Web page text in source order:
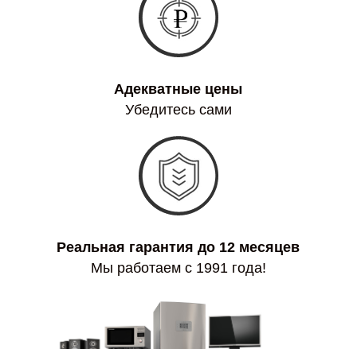
Адекватные цены
Убедитесь сами
Реальная гарантия до 12 месяцев
Мы работаем с 1991 года!